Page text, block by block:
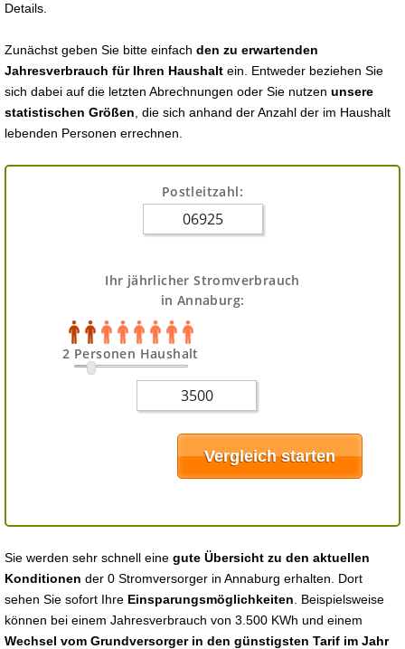
Details.
Zunächst geben Sie bitte einfach den zu erwartenden
Jahresverbrauch für Ihren Haushalt ein. Entweder beziehen Sie
sich dabei auf die letzten Abrechnungen oder Sie nutzen unsere
statistischen Größen , die sich anhand der Anzahl der im Haushalt
lebenden Personen errechnen.
Postleitzahl:
Ihr jährlicher Stromverbrauch
in Annaburg:
2 Personen Haushalt
Sie werden sehr schnell eine gute Übersicht zu den aktuellen
Konditionen der 0 Stromversorger in Annaburg erhalten. Dort
sehen Sie sofort Ihre Einsparungsmöglichkeiten . Beispielsweise
können bei einem Jahresverbrauch von 3.500 KWh und einem
Wechsel vom Grundversorger in den günstigsten Tarif im Jahr